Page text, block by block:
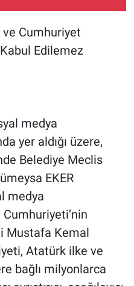
Cumhuriyet
Edilemez
medya
yer aldığı üzere,
Belediye Meclis
EKER
medya
Cumhuriyeti’nin
Mustafa Kemal
Atatürk ilke ve
bağlı milyonlarca